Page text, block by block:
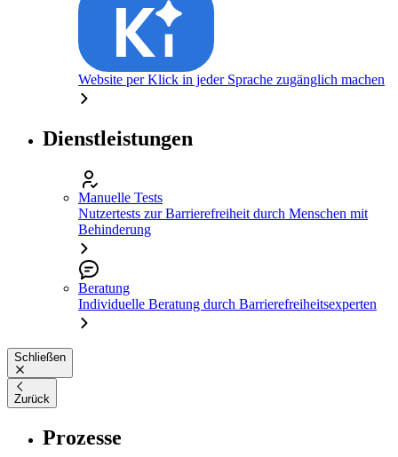
Website per Klick in jeder Sprache zugänglich machen
Dienstleistungen
Manuelle Tests
Nutzertests zur Barrierefreiheit durch Menschen mit
Behinderung
Beratung
Individuelle Beratung durch Barrierefreiheitsexperten
Schließen
Zurück
Prozesse